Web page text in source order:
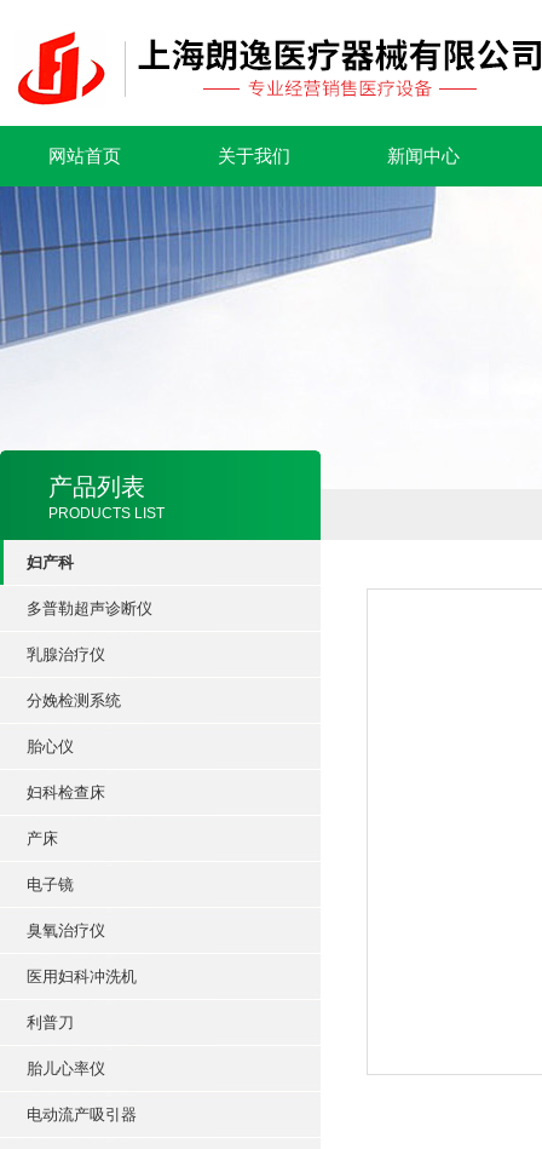
网站首页 关于我们 新闻中心
产品列表
PRODUCTS LIST
妇产科
多普勒超声诊断仪
乳腺治疗仪
分娩检测系统
胎心仪
妇科检查床
产床
电子镜
臭氧治疗仪
医用妇科冲洗机
利普刀
胎儿心率仪
电动流产吸引器